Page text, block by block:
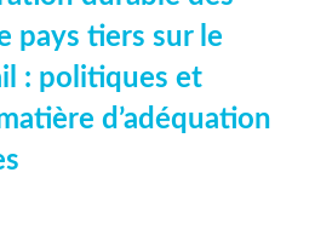
pays tiers sur le
: politiques et
d’adéquation